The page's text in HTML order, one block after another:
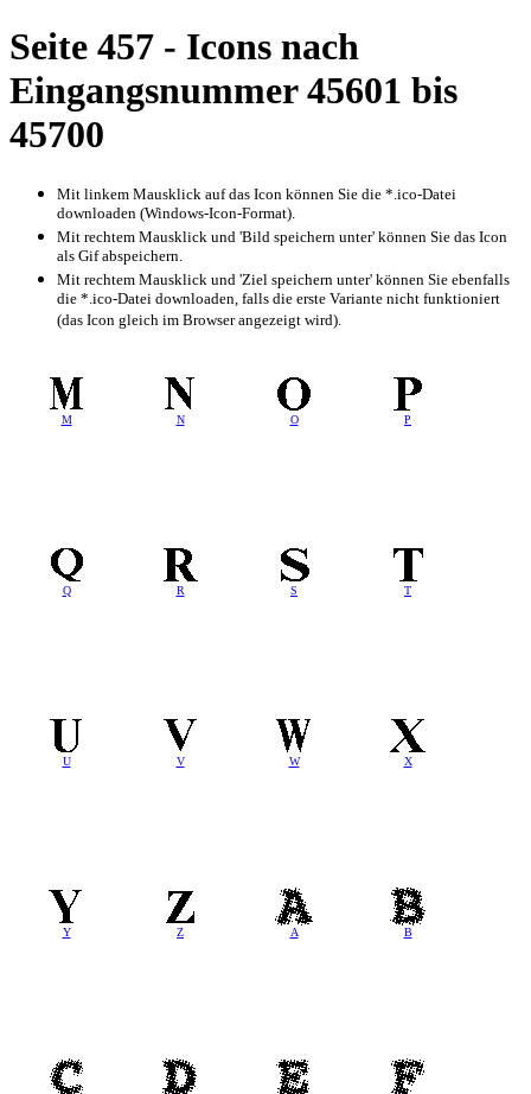
Seite 457 - Icons nach
Eingangsnummer 45601 bis
45700
Mit linkem Mausklick auf das Icon können Sie die *.ico-Datei
downloaden (Windows-Icon-Format).
Mit rechtem Mausklick und 'Bild speichern unter' können Sie das Icon
als Gif abspeichern.
Mit rechtem Mausklick und 'Ziel speichern unter' können Sie ebenfalls
die *.ico-Datei downloaden, falls die erste Variante nicht funktioniert
(das Icon gleich im Browser angezeigt wird).
M N O P
Q R S T
U V W X
Y Z A B